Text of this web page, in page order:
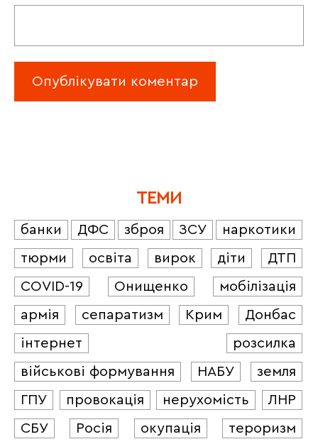
ТЕМИ
банки ДФС зброя ЗСУ
наркотики
тюрми
освіта вирок діти
ДТП
COVID-19
Онищенко
мобілізація
армія
сепаратизм Крим
Донбас
інтернет
розсилка
військові формування
НАБУ
земля
ГПУ
провокація нерухомість
ЛНР
СБУ
Росія окупація
тероризм